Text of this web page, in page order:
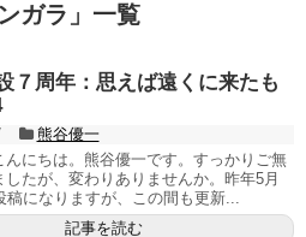
ガラ 」 一覧
７周年：思えば遠くに来たも
熊谷優一
んにちは。熊谷優一です。すっかりご無
たが、変わりありませんか。昨年5月
稿になりますが、この間も更新...
記事を読む